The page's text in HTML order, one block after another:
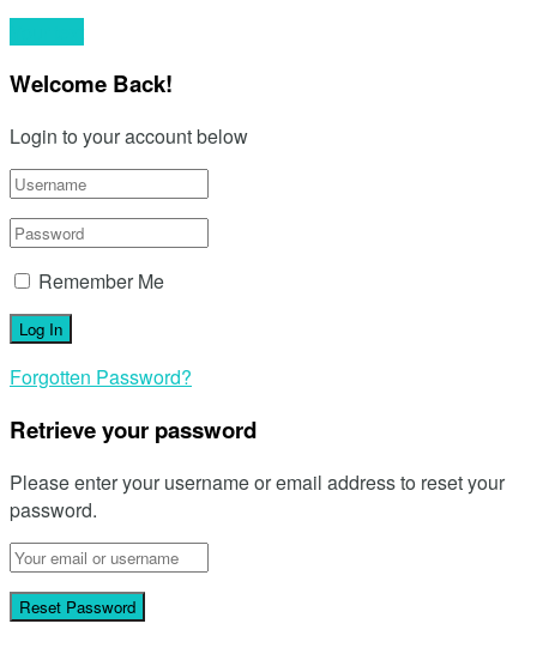
Welcome Back!
Login to your account below
Remember Me
Forgotten Password?
Retrieve your password
Please enter your username or email address to reset your
password.